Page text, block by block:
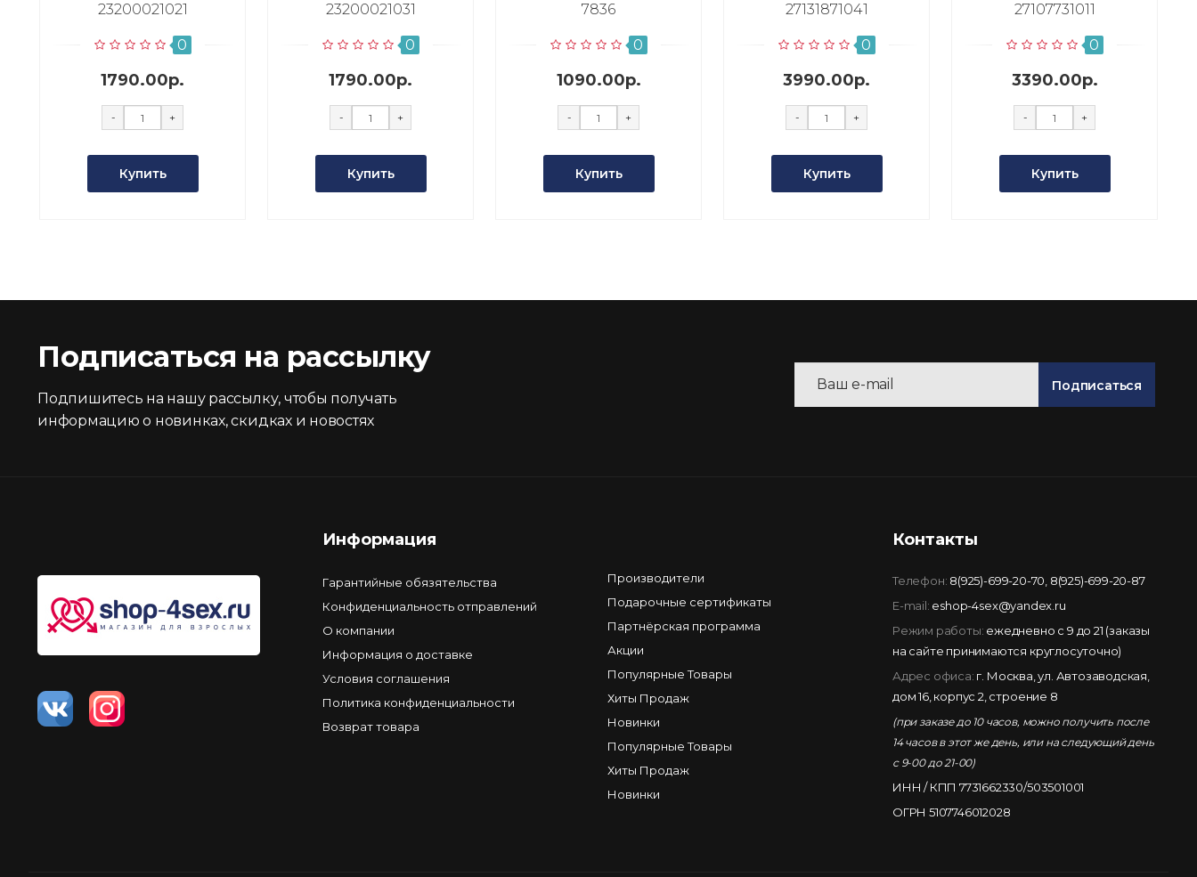
23200021021
0
1790.00р.
- +
Купить
23200021031
0
1790.00р.
- +
Купить
(красный)
7836
0
1090.00р.
- +
Купить
размер L
27131871041
0
3990.00р.
- +
Купить
27107731011
0
3390.00р.
- +
Купить
Подписаться на рассылку
Подпишитесь на нашу рассылку, чтобы получать
информацию о новинках, скидках и новостях
Подписаться
Информация
Гарантийные обязятельства
Конфиденциальность отправлений
О компании
Информация о доставке
Условия соглашения
Политика конфиденциальности
Возврат товара
Производители
Подарочные сертификаты
Партнёрская программа
Акции
Популярные Товары
Хиты Продаж
Новинки
Популярные Товары
Хиты Продаж
Новинки
Контакты
Телефон: 8(925)-699-20-70 8(925)-699-20-87
E-mail: eshop-4sex@yandex.ru
Режим работы: ежедневно с 9 до 21 (заказы
на сайте принимаются круглосуточно)
Адрес офиса: г. Москва, ул. Автозаводская,
дом 16, корпус 2, строение 8
(при заказе до 10 часов, можно получить после
14 часов в этот же день, или на следующий день
с 9-00 до 21-00)
ИНН / КПП 7731662330/503501001
ОГРН 5107746012028